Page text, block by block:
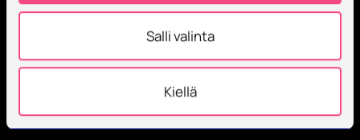
Salli valinta
Kiellä